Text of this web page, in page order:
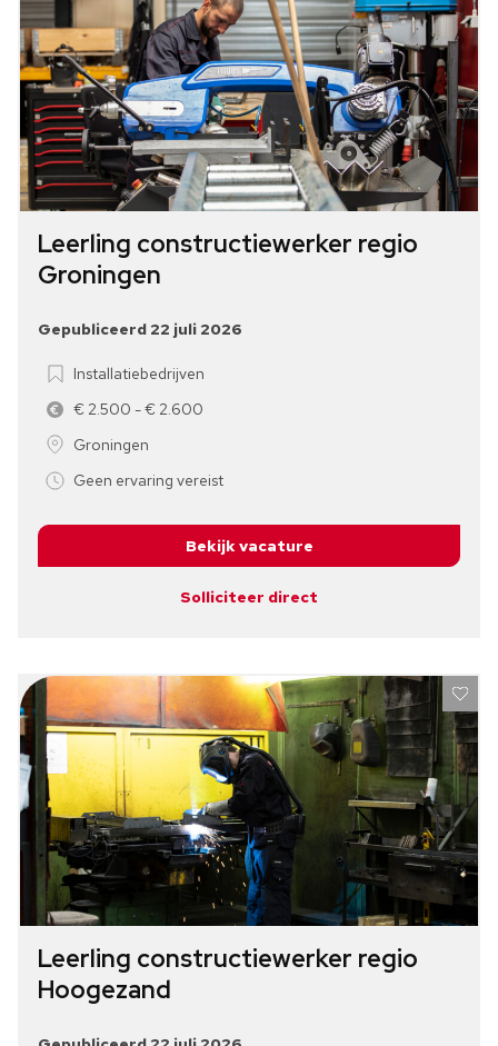
Leerling constructiewerker regio
Groningen
Gepubliceerd 22 juli 2026
Installatiebedrijven
€ 2.500 - € 2.600
Groningen
Geen ervaring vereist
Solliciteer direct
Bekijk vacature
Leerling constructiewerker regio
Hoogezand